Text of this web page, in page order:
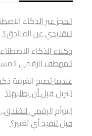
الحجز عبر الذكاء
التقليدي عن الفنادق؟
وكلاء الذكاء
الموظف الرقمي
عندما تصبح الغرفة
النزيل قبل أن يطلبها؟
التوأم الرقمي
قبل تنفيذ أي تغيير؟